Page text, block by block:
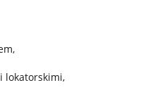
lokatorskimi,